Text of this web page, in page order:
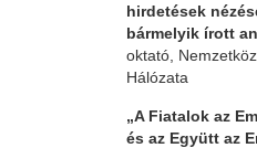
hirdetések
bármelyik írott
oktató,
Hálózata
„A Fiatalok az
és az Együtt az